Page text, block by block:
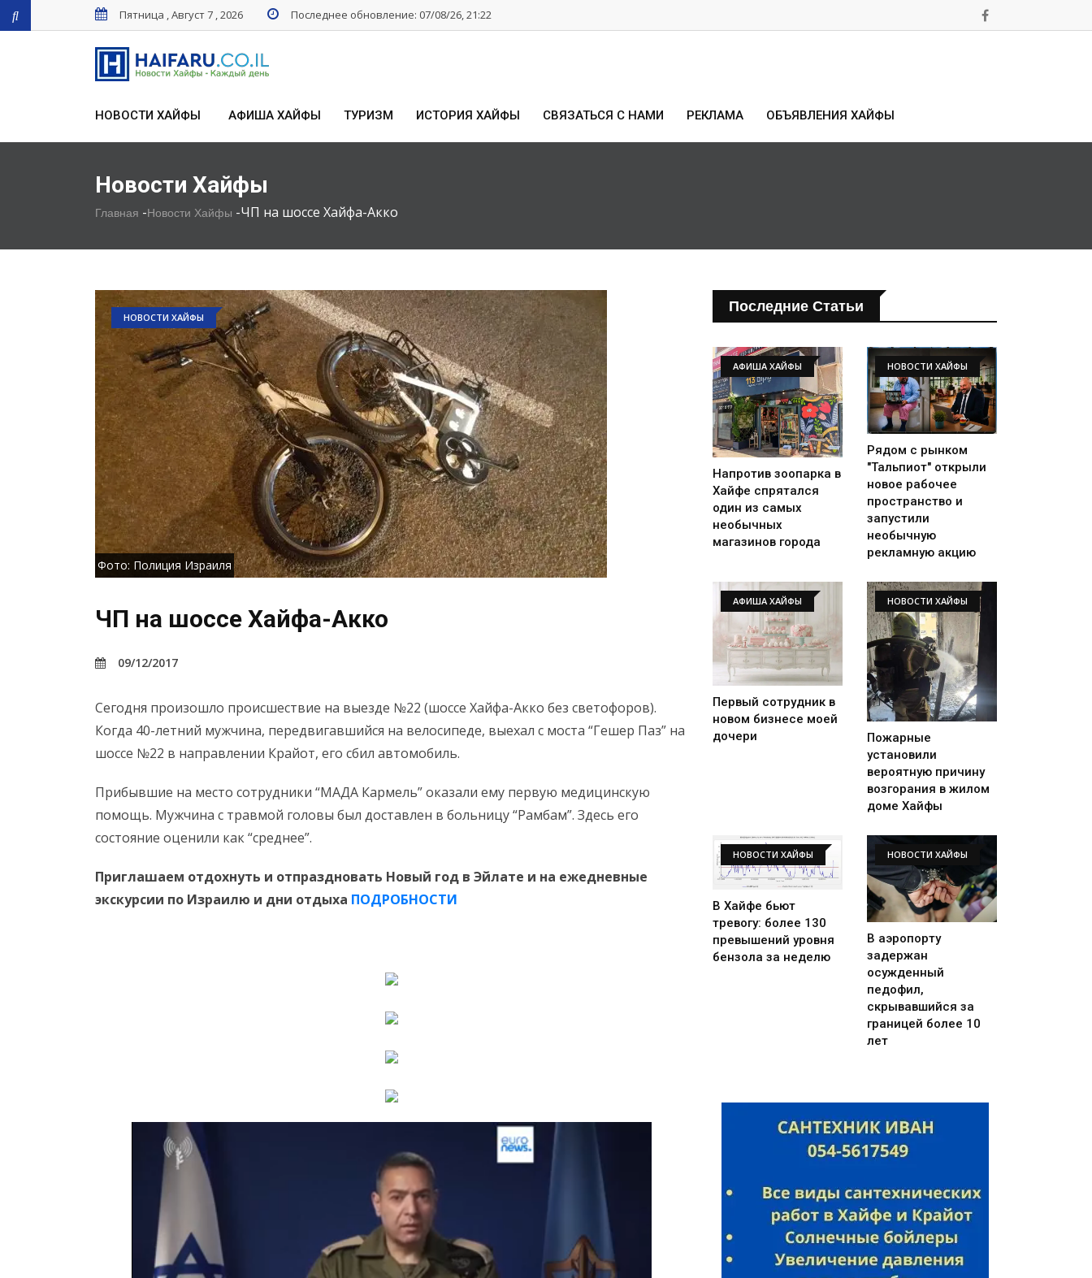
Пятница , Август 7 , 2026 Последнее обновление: 07/08/26, 21:22
НОВОСТИ ХАЙФЫ АФИША ХАЙФЫ ТУРИЗМ ИСТОРИЯ ХАЙФЫ СВЯЗАТЬСЯ С НАМИ РЕКЛАМА ОБЪЯВЛЕНИЯ ХАЙФЫ
Новости Хайфы
Главная -Новости Хайфы -ЧП на шоссе Хайфа-Акко
НОВОСТИ ХАЙФЫ
Фото: Полиция Израиля
ЧП на шоссе Хайфа-Акко
09/12/2017
Сегодня произошло происшествие на выезде №22 (шоссе Хайфа-Акко без светофоров).
Когда 40-летний мужчина, передвигавшийся на велосипеде, выехал с моста “Гешер Паз” на
шоссе №22 в направлении Крайот, его сбил автомобиль.
Прибывшие на место сотрудники “МАДА Кармель” оказали ему первую медицинскую
помощь. Мужчина с травмой головы был доставлен в больницу “Рамбам”. Здесь его
состояние оценили как “среднее”.
Приглашаем отдохнуть и отпраздновать Новый год в Эйлате и на ежедневные
экскурсии по Израилю и дни отдыха ПОДРОБНОСТИ
Последние Статьи
АФИША ХАЙФЫ
Напротив зоопарка в
Хайфе спрятался
один из самых
необычных
магазинов города
НОВОСТИ ХАЙФЫ
Рядом с рынком
"Тальпиот" открыли
новое рабочее
пространство и
запустили
необычную
рекламную акцию
АФИША ХАЙФЫ
Первый сотрудник в
новом бизнесе моей
дочери
НОВОСТИ ХАЙФЫ
Пожарные
установили
вероятную причину
возгорания в жилом
доме Хайфы
НОВОСТИ ХАЙФЫ
В Хайфе бьют
тревогу: более 130
превышений уровня
бензола за неделю
НОВОСТИ ХАЙФЫ
В аэропорту
задержан
осужденный
педофил,
скрывавшийся за
границей более 10
лет